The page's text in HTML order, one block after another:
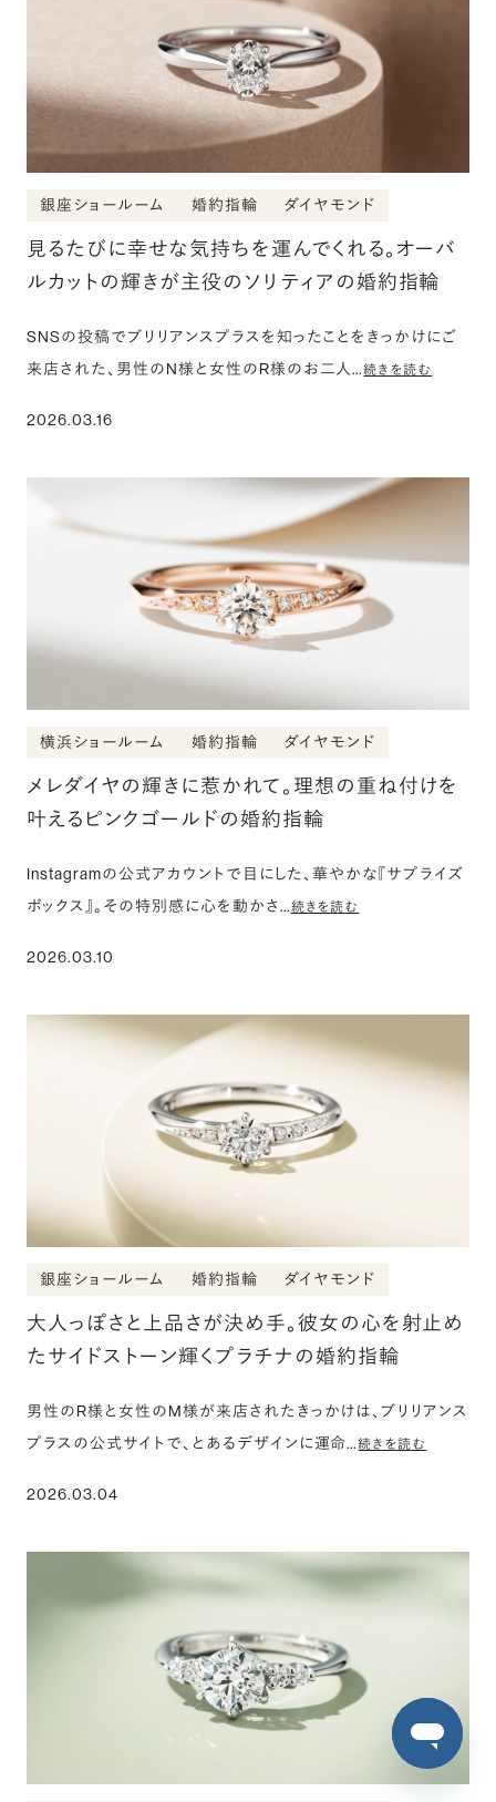
銀座ショールーム 婚約指輪 ダイヤモンド
見るたびに幸せな気持ちを運んでくれる。オーバ
ルカットの輝きが主役のソリティアの婚約指輪
SNSの投稿でブリリアンスプラスを知ったことをきっかけにご
来店された、男性のN様と女性のR様のお二人…続きを読む
2026.03.16
横浜ショールーム 婚約指輪 ダイヤモンド
メレダイヤの輝きに惹かれて。理想の重ね付けを
叶えるピンクゴールドの婚約指輪
Instagramの公式アカウントで目にした、華やかな『サプライズ
ボックス』。その特別感に心を動かさ…続きを読む
2026.03.10
銀座ショールーム 婚約指輪 ダイヤモンド
大人っぽさと上品さが決め手。彼女の心を射止め
たサイドストーン輝くプラチナの婚約指輪
男性のR様と女性のM様が来店されたきっかけは、ブリリアンス
プラスの公式サイトで、とあるデザインに運命…続きを読む
2026.03.04